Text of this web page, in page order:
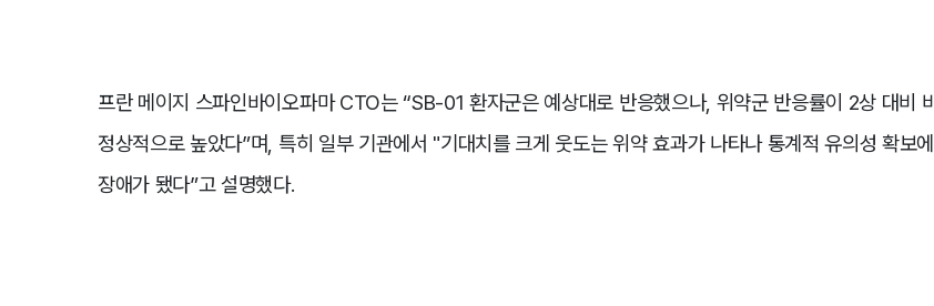
프란 메이지 스파인바이오파마 CTO는 “SB-01 환자군은 예상대로 반응했으나, 위약군 반응률이 2상 대비 비
정상적으로 높았다”며, 특히 일부 기관에서 "기대치를 크게 웃도는 위약 효과가 나타나 통계적 유의성 확보에
장애가 됐다”고 설명했다.